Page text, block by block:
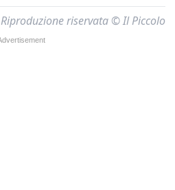
Riproduzione riservata © Il Piccolo